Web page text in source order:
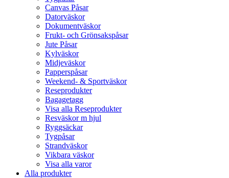
Canvas Påsar
Datorväskor
Dokumentväskor
Frukt- och Grönsakspåsar
Jute Påsar
Kylväskor
Midjeväskor
Papperspåsar
Weekend- & Sportväskor
Reseprodukter
Bagagetagg
Visa alla Reseprodukter
Resväskor m hjul
Ryggsäckar
Tygpåsar
Strandväskor
Vikbara väskor
Visa alla varor
Alla produkter